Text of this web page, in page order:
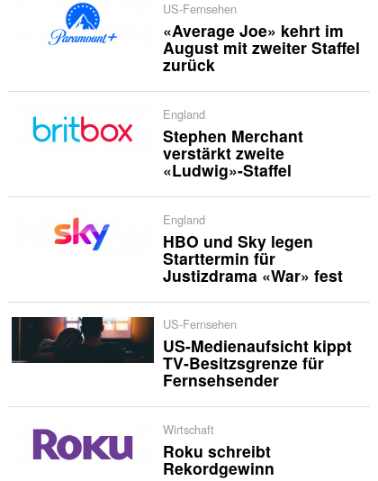
US-Fernsehen
«Average Joe» kehrt im
August mit zweiter Staffel
zurück
England
Stephen Merchant
verstärkt zweite
«Ludwig»-Staffel
England
HBO und Sky legen
Starttermin für
Justizdrama «War» fest
US-Fernsehen
US-Medienaufsicht kippt
TV-Besitzsgrenze für
Fernsehsender
Wirtschaft
Roku schreibt
Rekordgewinn